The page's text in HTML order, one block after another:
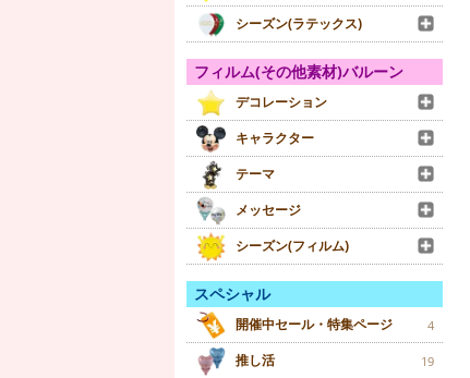
シーズン(ラテックス)
フィルム(その他素材)バルーン
デコレーション
キャラクター
テーマ
メッセージ
シーズン(フィルム)
スペシャル
開催中セール・特集ページ 4
推し活 19